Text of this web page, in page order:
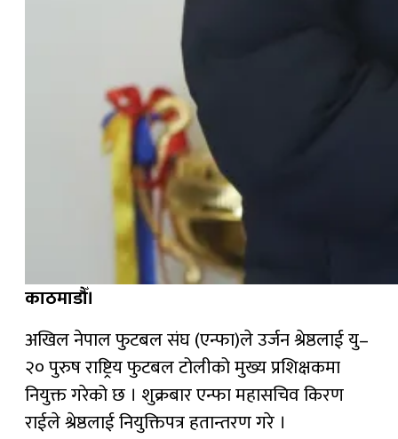
काठमाडौँ।
अखिल नेपाल फुटबल संघ (एन्फा)ले उर्जन श्रेष्ठलाई यु–
२० पुरुष राष्ट्रिय फुटबल टोलीको मुख्य प्रशिक्षकमा
नियुक्त गरेको छ । शुक्रबार एन्फा महासचिव किरण
राईले श्रेष्ठलाई नियुक्तिपत्र हतान्तरण गरे ।